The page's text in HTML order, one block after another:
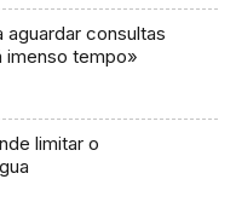
aguardar consultas
imenso tempo»
limitar o